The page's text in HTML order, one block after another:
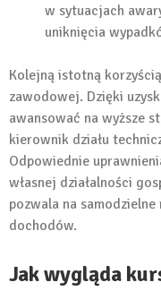
w sytuacjach
uniknięcia
Kolejną istotną
zawodowej. Dzięki
awansować na wyższe
kierownik działu
Odpowiednie
własnej działalności
pozwala na
dochodów.
Jak wygląda